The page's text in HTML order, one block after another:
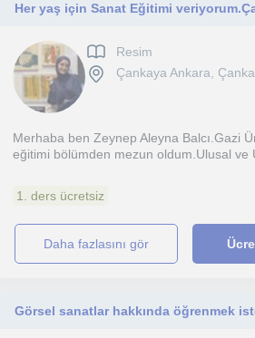
Resim
Çankaya Ankara,
Merhaba ben Zeynep Aleyna Balcı.Gazi
eğitimi bölümden mezun oldum.Ulusal ve
1. ders ücretsiz
daha fazlasını gör